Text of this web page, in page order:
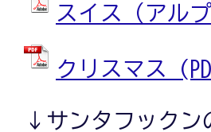
スイス（アル
クリスマス
↓サンタフックン